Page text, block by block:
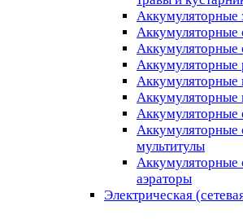
Аккумуляторные
Аккумуляторные
Аккумуляторные
Аккумуляторные
Аккумуляторные
Аккумуляторные
Аккумуляторные
Аккумуляторные
мультитулы
Аккумуляторные
аэраторы
Электрическая